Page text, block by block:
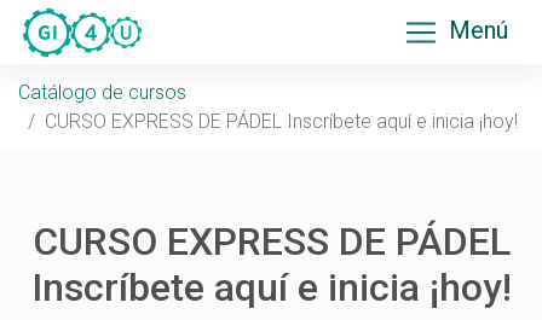
Saltar navegación. Ir directamente al contenido principal
Menú
Catálogo de cursos
CURSO EXPRESS DE PÁDEL Inscríbete aquí e inicia ¡hoy!
CURSO EXPRESS DE PÁDEL
Inscríbete aquí e inicia ¡hoy!